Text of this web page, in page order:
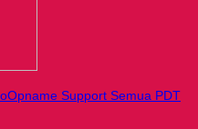
Support Semua PDT